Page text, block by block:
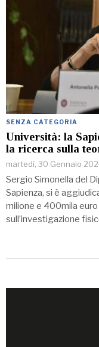
SENZA CATEGORIA
Università: la
la ricerca sulla
martedì, 30 Gennaio
Sergio Simonella del
Sapienza, si è
milione e 400mila
sull’investigazione